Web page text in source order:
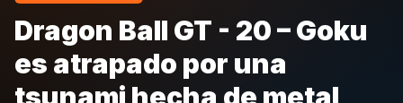
Dragon Ball GT - 20 – Goku
es atrapado por una